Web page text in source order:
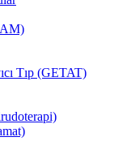
Tıp (GETAT)